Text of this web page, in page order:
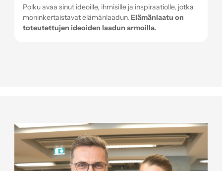
Polku avaa sinut ideoille, ihmisille ja inspiraatiolle, jotka
moninkertaistavat elämänlaadun.Elämänlaatu on
toteutettujen ideoiden laadun armoilla.